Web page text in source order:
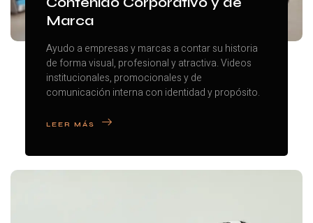
Marca
Ayudo a empresas y marcas a contar su historia
de forma visual, profesional y atractiva. Videos
institucionales, promocionales y de
comunicación interna con identidad y propósito.
LEER MÁS